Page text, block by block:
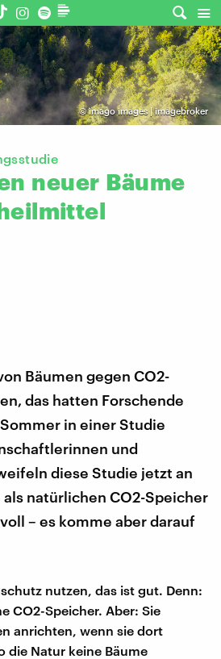
©imago images | imagebroker
neuer Bäume
Bäumen gegen CO2-
das hatten Forschende
in einer Studie
und
diese Studie jetzt an
als natürlichen CO2-Speicher
– es komme aber darauf
nutzen, das ist gut. Denn:
CO2-Speicher. Aber: Sie
anrichten, wenn sie dort
die Natur keine Bäume